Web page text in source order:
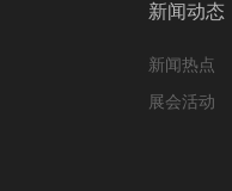
新闻动态
新闻热点
展会活动